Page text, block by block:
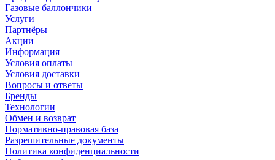
Газовые баллончики
Услуги
Партнёры
Акции
Информация
Условия оплаты
Условия доставки
Вопросы и ответы
Бренды
Технологии
Обмен и возврат
Нормативно-правовая база
Разрешительные документы
Политика конфиденциальности